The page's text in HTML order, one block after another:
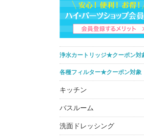
浄水カートリッジ★クーポン対
各種フィルター★クーポン対象
キッチン
バスルーム
洗面ドレッシング